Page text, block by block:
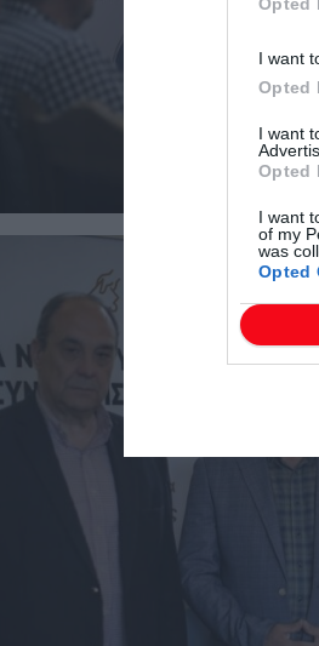
I want
Opted
I want
Opted
I want
of my
was
Opted